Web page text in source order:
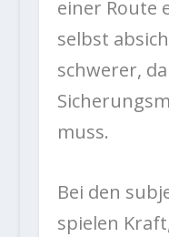
einer Route
selbst
schwerer,
muss.
Bei den
spielen